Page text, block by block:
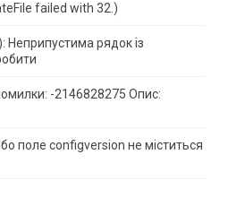
failed with 32.)
Неприпустима рядок із
-2146828275 Опис:
поле configversion не міститься